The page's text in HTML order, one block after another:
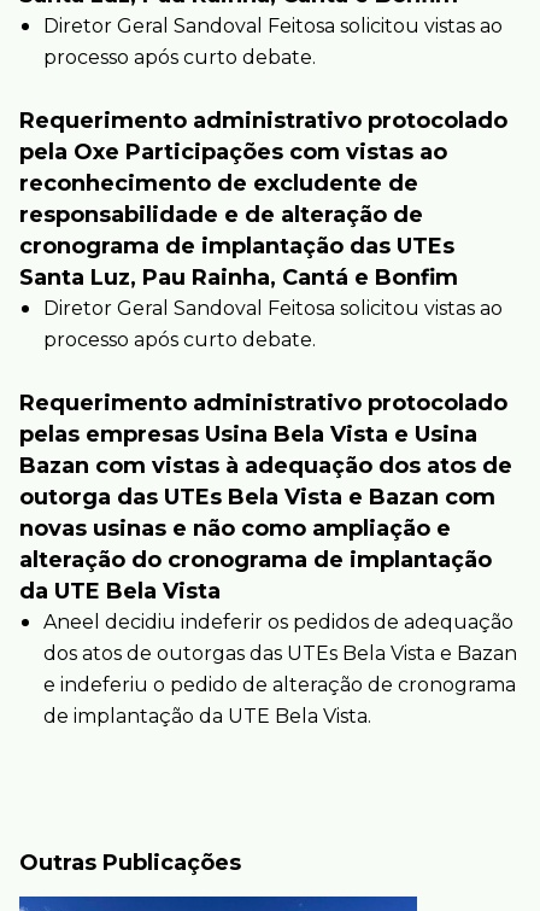
Diretor Geral Sandoval Feitosa solicitou vistas ao
processo após curto debate.
Requerimento administrativo protocolado
pela Oxe Participações com vistas ao
reconhecimento de excludente de
responsabilidade e de alteração de
cronograma de implantação das UTEs
Santa Luz, Pau Rainha, Cantá e Bonfim
Diretor Geral Sandoval Feitosa solicitou vistas ao
processo após curto debate.
Requerimento administrativo protocolado
pelas empresas Usina Bela Vista e Usina
Bazan com vistas à adequação dos atos de
outorga das UTEs Bela Vista e Bazan com
novas usinas e não como ampliação e
alteração do cronograma de implantação
da UTE Bela Vista
Aneel decidiu indeferir os pedidos de adequação
dos atos de outorgas das UTEs Bela Vista e Bazan
e indeferiu o pedido de alteração de cronograma
de implantação da UTE Bela Vista.
Outras Publicações